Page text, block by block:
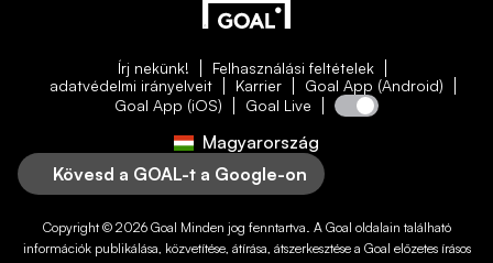
Írj nekünk!
Felhasználási feltételek
adatvédelmi irányelveit
Karrier
Goal App (Android)
Goal App (iOS)
Goal Live
Magyarország
Kövesd a GOAL-t a Google-on
Copyright © 2026 Goal Minden jog fenntartva. A Goal oldalain található
információk publikálása, közvetítése, átírása, átszerkesztése a Goal előzetes írásos